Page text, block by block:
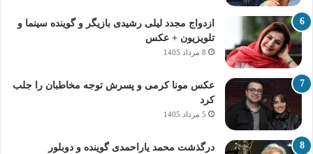
ازدواج مجدد لیلی رشیدی بازیگر و گوینده سینما و
تلویزیون + عکس
8 مرداد 1405
عکس مونا کرمی و پسرش توجه مخاطبان را جلب
کرد
5 مرداد 1405
درگذشت محمد یاراحمدی گوینده و دوبلور